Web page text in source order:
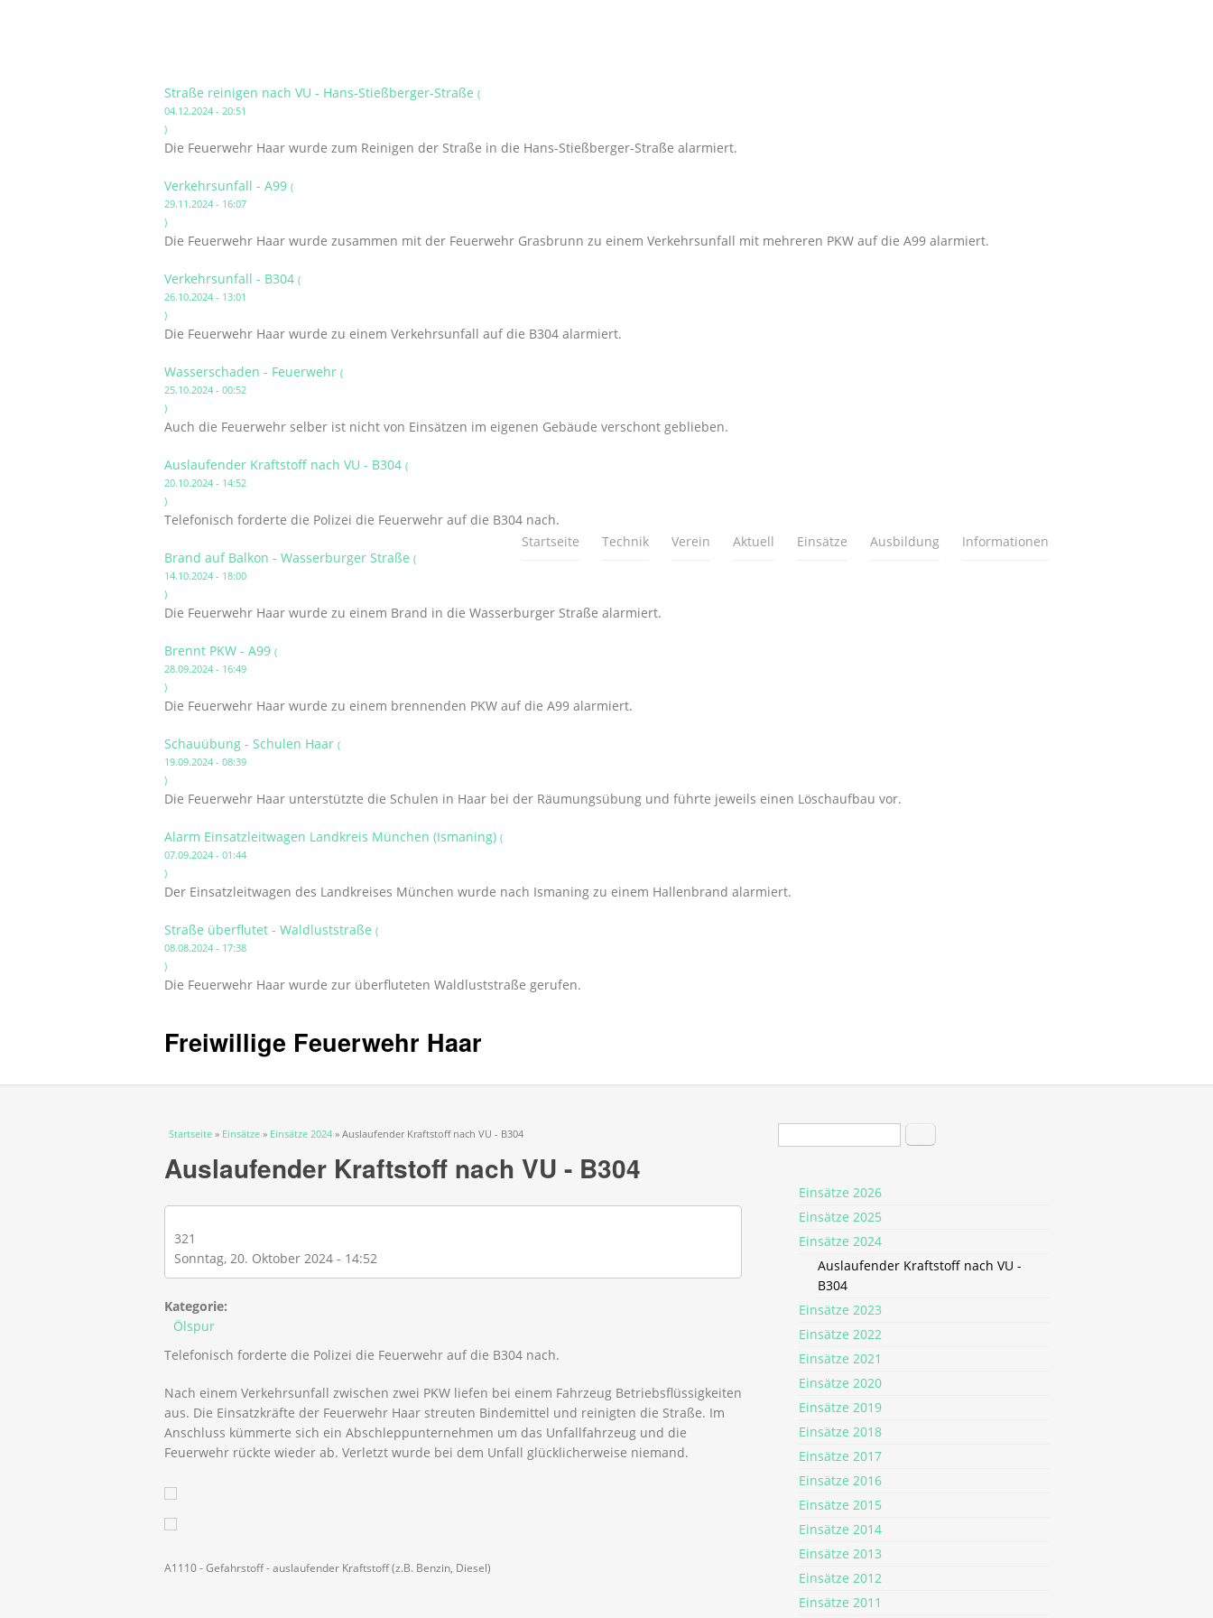
Startseite Technik Verein Aktuell Einsätze Ausbildung Informationen
Straße reinigen nach VU - Hans-Stießberger-Straße (
04.12.2024 - 20:51
)
Die Feuerwehr Haar wurde zum Reinigen der Straße in die Hans-Stießberger-Straße alarmiert.
Verkehrsunfall - A99 (
29.11.2024 - 16:07
)
Die Feuerwehr Haar wurde zusammen mit der Feuerwehr Grasbrunn zu einem Verkehrsunfall mit mehreren PKW auf die A99 alarmiert.
Verkehrsunfall - B304 (
26.10.2024 - 13:01
)
Die Feuerwehr Haar wurde zu einem Verkehrsunfall auf die B304 alarmiert.
Wasserschaden - Feuerwehr (
25.10.2024 - 00:52
)
Auch die Feuerwehr selber ist nicht von Einsätzen im eigenen Gebäude verschont geblieben.
Auslaufender Kraftstoff nach VU - B304 (
20.10.2024 - 14:52
)
Telefonisch forderte die Polizei die Feuerwehr auf die B304 nach.
Brand auf Balkon - Wasserburger Straße (
14.10.2024 - 18:00
)
Die Feuerwehr Haar wurde zu einem Brand in die Wasserburger Straße alarmiert.
Brennt PKW - A99 (
28.09.2024 - 16:49
)
Die Feuerwehr Haar wurde zu einem brennenden PKW auf die A99 alarmiert.
Schauübung - Schulen Haar (
19.09.2024 - 08:39
)
Die Feuerwehr Haar unterstützte die Schulen in Haar bei der Räumungsübung und führte jeweils einen Löschaufbau vor.
Alarm Einsatzleitwagen Landkreis München (Ismaning) (
07.09.2024 - 01:44
)
Der Einsatzleitwagen des Landkreises München wurde nach Ismaning zu einem Hallenbrand alarmiert.
Straße überflutet - Waldluststraße (
08.08.2024 - 17:38
)
Die Feuerwehr Haar wurde zur überfluteten Waldluststraße gerufen.
Freiwillige Feuerwehr Haar
Sie sind hier
Startseite » Einsätze » Einsätze 2024 » Auslaufender Kraftstoff nach VU - B304
Auslaufender Kraftstoff nach VU - B304
321
Sonntag, 20. Oktober 2024 - 14:52
Kategorie:
Ölspur
Telefonisch forderte die Polizei die Feuerwehr auf die B304 nach.
Nach einem Verkehrsunfall zwischen zwei PKW liefen bei einem Fahrzeug Betriebsflüssigkeiten
aus. Die Einsatzkräfte der Feuerwehr Haar streuten Bindemittel und reinigten die Straße. Im
Anschluss kümmerte sich ein Abschleppunternehmen um das Unfallfahrzeug und die
Feuerwehr rückte wieder ab. Verletzt wurde bei dem Unfall glücklicherweise niemand.
A1110 - Gefahrstoff - auslaufender Kraftstoff (z.B. Benzin, Diesel)
Suchformular Suche
Einsätze 2026
Einsätze 2025
Einsätze 2024
Auslaufender Kraftstoff nach VU -
B304
Einsätze 2023
Einsätze 2022
Einsätze 2021
Einsätze 2020
Einsätze 2019
Einsätze 2018
Einsätze 2017
Einsätze 2016
Einsätze 2015
Einsätze 2014
Einsätze 2013
Einsätze 2012
Einsätze 2011